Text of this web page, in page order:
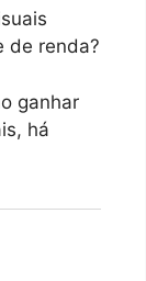
de renda?
ganhar
há